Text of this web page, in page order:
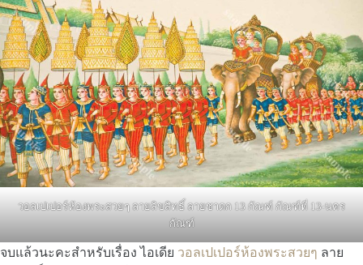
วอลเปเปอร์ห้องพระสวยๆ ลายลิขสิทธิ์ ลายชาดก 13 กัณฑ์ กัณฑ์ที่ 13-นคร
กัณฑ์
จบแล้วนะคะสำหรับเรื่อง ไอเดีย วอลเปเปอร์ห้องพระสวยๆ ลาย